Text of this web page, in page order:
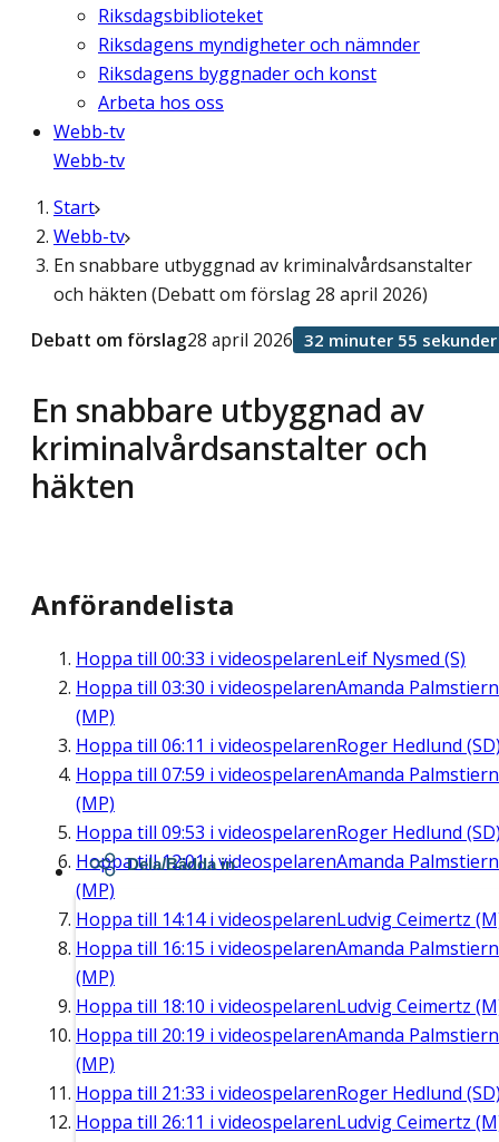
Riksdagsbiblioteket
Riksdagens myndigheter och nämnder
Riksdagens byggnader och konst
Arbeta hos oss
Webb-tv
Webb-tv
Start
Webb-tv
En snabbare utbyggnad av kriminalvårdsanstalter
och häkten (Debatt om förslag 28 april 2026)
En snabbare utbyggnad av
kriminalvårdsanstalter och
häkten
Debatt om förslag28 april 2026 32 minuter 55 sekunder
Anförandelista
Hoppa till 00:33 i videospelarenLeif Nysmed (S)
Hoppa till 03:30 i videospelarenAmanda
(MP)
Hoppa till 06:11 i videospelarenRoger Hedlund
Hoppa till 07:59 i videospelarenAmanda
(MP)
Hoppa till 09:53 i videospelarenRoger Hedlund
Hoppa till12:01i videospelarenAmanda
(MP)
Hoppa till 14:14i videospelarenLudvig Ceimertz
Hoppa till 16:15 i videospelarenAmanda
(MP)
Hoppa till 18:10 i videospelarenLudvig Ceimertz
Hoppa till 20:19 i videospelarenAmanda
(MP)
Hoppa till 21:33 i videospelarenRoger Hedlund
Hoppa till 26:11 i videospelarenLudvig Ceimertz
Dela/Bädda in